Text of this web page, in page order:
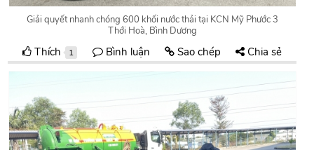
Giải quyết nhanh chóng 600 khối nước thải tại KCN Mỹ Phước 3
Thới Hoà, Bình Dương
Thích 1 Bình luận Sao chép Chia sẻ